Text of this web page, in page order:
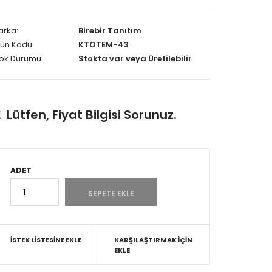
Birebir Tanıtım
Kodu:
KTOTEM-43
Durumu:
Stokta var veya Üretilebilir
Lütfen, Fiyat Bilgisi Sorunuz.
ADET
İSTEK LISTESINE EKLE
KARŞILAŞTIRMAK İÇIN
EKLE